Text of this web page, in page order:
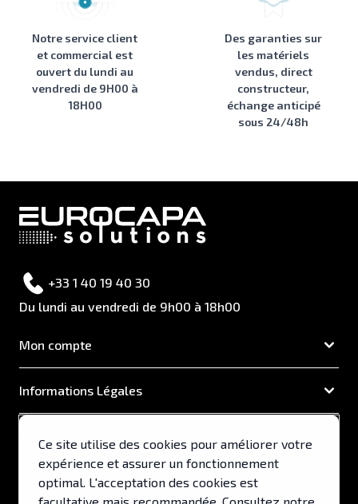
Notre service client
et commercial est
ouvert du lundi au
vendredi de 9H00 à
18H00
Des garanties sur
les matériels
vendus, direct
constructeur,
échange anticipé
sous 24/48h
+33 1 40 19 40 30
Du lundi au vendredi de 9h00 à 18h00
Mon compte
Informations Légales
Support & Services
Ce site utilise des cookies pour améliorer votre
expérience et assurer un fonctionnement
optimal. L'acceptation des cookies est